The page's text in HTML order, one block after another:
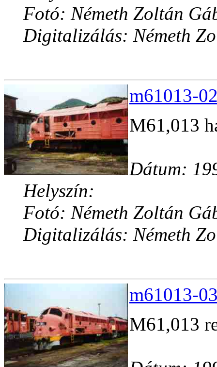
Fotó: Németh Zoltán
Digitalizálás: Németh
m61013-
M61,013
Dátum:
Helyszín:
Fotó: Németh Zoltán
Digitalizálás: Németh
m61013-
M61,013